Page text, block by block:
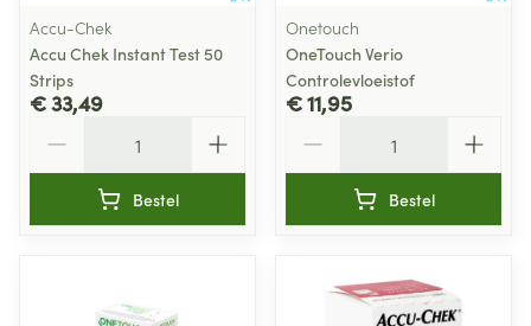
Accu-Chek
Accu Chek Instant Test 50
Strips
€ 33,49
Bestel
Onetouch
OneTouch Verio
Controlevloeistof
€ 11,95
Bestel